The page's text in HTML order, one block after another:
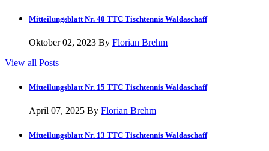
Mitteilungsblatt Nr. 40 TTC Tischtennis Waldaschaff
Oktober 02, 2023 By Florian Brehm
View all Posts
Mitteilungsblatt Nr. 15 TTC Tischtennis Waldaschaff
April 07, 2025 By Florian Brehm
Mitteilungsblatt Nr. 13 TTC Tischtennis Waldaschaff